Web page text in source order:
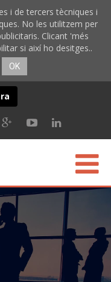
i de tercers tècniques i
No les utilitzem per
Clicant 'més
si així ho desitges..
OK